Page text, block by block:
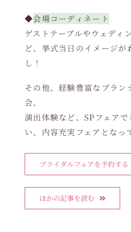
◆会場コーディネート
ゲストテーブルやウェディ
ど、挙式当日のイメージが
し！
その他、経験豊富なプラン
会、
演出体験など、SPフェアで
い、内容充実フェアとなっ
ブライダルフェアを予約する
ほかの記事を読む